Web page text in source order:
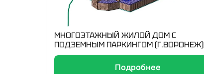
МНОГОЭТАЖНЫЙ ЖИЛОЙ ДОМ С
ПОДЗЕМНЫМ ПАРКИНГОМ (Г.ВОРОНЕЖ)
Подробнее